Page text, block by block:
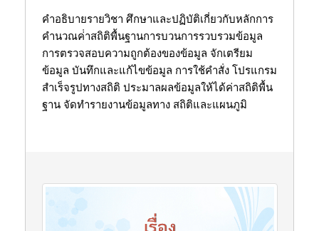
คำอธิบายรายวิชา ศึกษาและปฏิบัติเกี่ยวกับหลักการ
คำนวณค่่าสถิติพื้นฐานการบวนการรวบรวมข้อมูล
การตรวจสอบความถูกต้องของข้อมูล จักเตรียม
ข้อมูล บันทึกและแก้ไขข้อมูล การใช้คำสั่ง โปรแกรม
สำเร็จรูปทางสถิติ ประมาลผลข้อมูลให้ได้ค่าสถิติพื้น
ฐาน จัดทำรายงานข้อมูลทาง สถิติและแผนภูมิ